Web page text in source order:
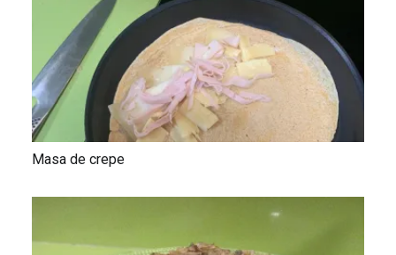
Masa de crepe